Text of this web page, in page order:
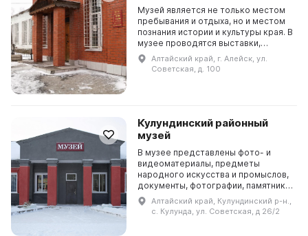
Музей является не только местом
пребывания и отдыха, но и местом
познания истории и культуры края. В
музее проводятся выставки,
лекции, концерты, мастер-классы,
творческие встречи и другие
мероприятия...
Алтайский край, г. Алейск, ул.
Советская, д. 100
Кулундинский районный
музей
В музее представлены фото- и
видеоматериалы, предметы
народного искусства и промыслов,
документы, фотографии, памятники
архитектуры. Музей является
наследием прошлого и
представляет историю
Алтайский край, Кулундинский р-н.,
с. Кулунда, ул. Советская, д 26/2